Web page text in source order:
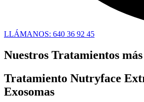
LLÁMANOS: 640 36 92 45
Nuestros Tratamientos
Tratamiento Nutryface
Exosomas